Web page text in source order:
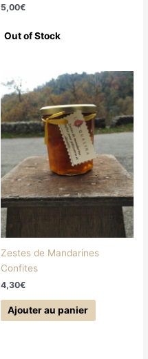
5,00€
Zestes de Mandarines
Confites
4,30€
Ajouter au panier